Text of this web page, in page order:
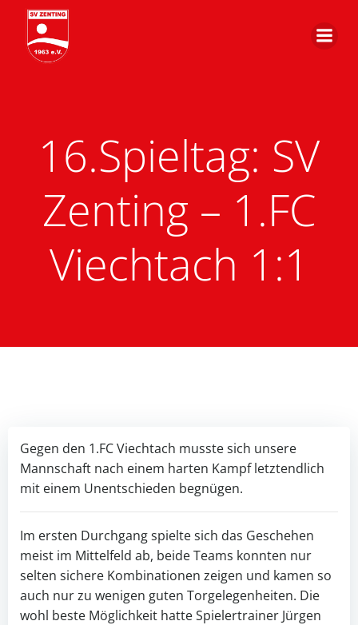
16.Spieltag: SV
Zenting – 1.FC
Viechtach 1:1
Gegen den 1.FC Viechtach musste sich unsere
Mannschaft nach einem harten Kampf letztendlich
mit einem Unentschieden begnügen.
Im ersten Durchgang spielte sich das Geschehen
meist im Mittelfeld ab, beide Teams konnten nur
selten sichere Kombinationen zeigen und kamen so
auch nur zu wenigen guten Torgelegenheiten. Die
wohl beste Möglichkeit hatte Spielertrainer Jürgen